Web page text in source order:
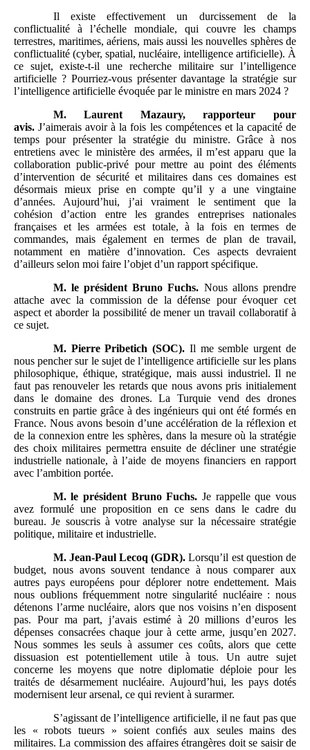
Il existe effectivement un durcissement de la
conflictualité à l’échelle mondiale, qui couvre les champs
terrestres, maritimes, aériens, mais aussi les nouvelles sphères de
conflictualité (cyber, spatial, nucléaire, intelligence artificielle). À
ce sujet, existe-t-il une recherche militaire sur l’intelligence
artificielle ? Pourriez-vous présenter davantage la stratégie sur
l’intelligence artificielle évoquée par le ministre en mars 2024 ?
M.
Laurent Mazaury, rapporteur
pour
avis. J’aimerais avoir à la fois les compétences et la capacité de
temps pour présenter la stratégie du ministre. Grâce à nos
entretiens avec le ministère des armées, il m’est apparu que la
collaboration public-privé pour mettre au point des éléments
d’intervention de sécurité et militaires dans ces domaines est
désormais mieux prise en compte qu’il y a une vingtaine
d’années. Aujourd’hui, j’ai vraiment le sentiment que la
cohésion d’action entre les grandes entreprises nationales
françaises et les armées est totale, à la fois en termes de
commandes, mais également en termes de plan de travail,
notamment en matière d’innovation. Ces aspects devraient
d’ailleurs selon moi faire l’objet d’un rapport spécifique.
M. le président Bruno Fuchs. Nous allons prendre
attache avec la commission de la défense pour évoquer cet
aspect et aborder la possibilité de mener un travail collaboratif à
ce sujet.
M. Pierre Pribetich (SOC). Il me semble urgent de
nous pencher sur le sujet de l’intelligence artificielle sur les plans
philosophique, éthique, stratégique, mais aussi industriel. Il ne
faut pas renouveler les retards que nous avons pris initialement
dans le domaine des drones. La Turquie vend des drones
construits en partie grâce à des ingénieurs qui ont été formés en
France. Nous avons besoin d’une accélération de la réflexion et
de la connexion entre les sphères, dans la mesure où la stratégie
des choix militaires permettra ensuite de décliner une stratégie
industrielle nationale, à l’aide de moyens financiers en rapport
avec l’ambition portée.
M. le président Bruno Fuchs. Je rappelle que vous
avez formulé une proposition en ce sens dans le cadre du
bureau. Je souscris à votre analyse sur la nécessaire stratégie
politique, militaire et industrielle.
M. Jean-Paul Lecoq (GDR). Lorsqu’il est question de
budget, nous avons souvent tendance à nous comparer aux
autres pays européens pour déplorer notre endettement. Mais
nous oublions fréquemment notre singularité nucléaire : nous
détenons l’arme nucléaire, alors que nos voisins n’en disposent
pas. Pour ma part, j’avais estimé à 20 millions d’euros les
dépenses consacrées chaque jour à cette arme, jusqu’en 2027.
Nous sommes les seuls à assumer ces coûts, alors que cette
dissuasion est potentiellement utile à tous. Un autre sujet
concerne les moyens que notre diplomatie déploie pour les
traités de désarmement nucléaire. Aujourd’hui, les pays dotés
modernisent leur arsenal, ce qui revient à surarmer.
S’agissant de l’intelligence artificielle, il ne faut pas que
les « robots tueurs » soient confiés aux seules mains des
militaires. La commission des affaires étrangères doit se saisir de